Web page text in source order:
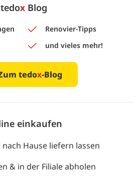
tedoxBlog
Renovier-Tipps
und vieles mehr!
tedox-Blog
einkaufen
nach Hause liefern lassen
& in der Filiale abholen